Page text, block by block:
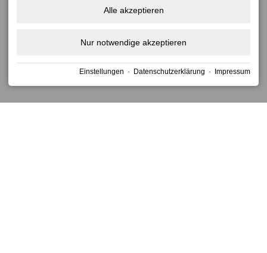
shortcuts
dates.
Alle akzeptieren
Nur notwendige akzeptieren
Einstellungen · Datenschutzerklärung · Impressum